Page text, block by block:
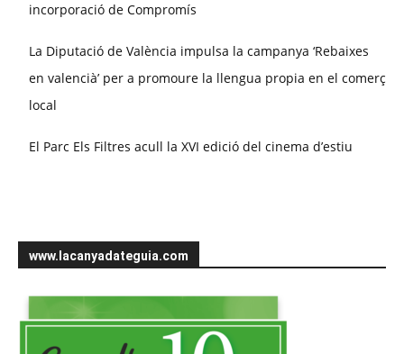
incorporació de Compromís
La Diputació de València impulsa la campanya ‘Rebaixes
en valencià’ per a promoure la llengua propia en el comerç
local
El Parc Els Filtres acull la XVI edició del cinema d’estiu
www.lacanyadateguia.com